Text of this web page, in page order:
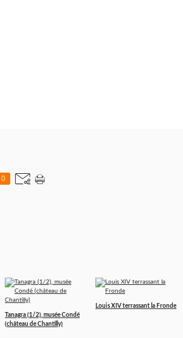
0
Tanagra (1/2), musée Condé
(château de Chantilly)
Louis XIV terrassant la Fronde